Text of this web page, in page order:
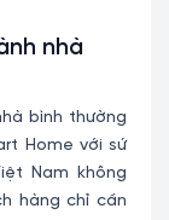
nhà
bình thường
Home với sứ
Nam không
hàng chỉ cần